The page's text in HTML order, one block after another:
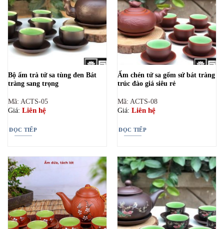
Bộ ấm trà tử sa tùng đen Bát
tràng sang trọng
Mã: ACTS-05
Giá: Liên hệ
ĐỌC TIẾP
Ấm chén tử sa gốm sứ bát tràng
trúc đào giá siêu rẻ
Mã: ACTS-08
Giá: Liên hệ
ĐỌC TIẾP